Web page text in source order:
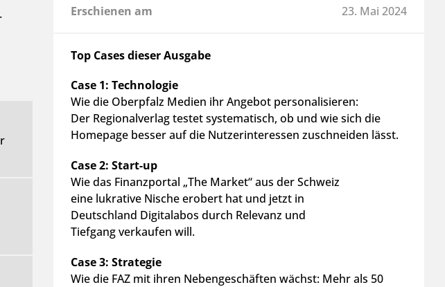
Erschienen am 23. Mai 2024
Top Cases dieser Ausgabe
Case 1: Technologie
Wie die Oberpfalz Medien ihr Angebot personalisieren:
Der Regionalverlag testet systematisch, ob und wie sich die
Homepage besser auf die Nutzerinteressen zuschneiden lässt.
Case 2: Start-up
Wie das Finanzportal „The Market“ aus der Schweiz
eine lukrative Nische erobert hat und jetzt in
Deutschland Digitalabos durch Relevanz und
Tiefgang verkaufen will.
Case 3: Strategie
Wie die FAZ mit ihren Nebengeschäften wächst: Mehr als 50